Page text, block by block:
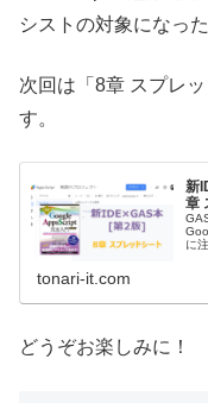
シストの対象になっ
次回は「8章 スプレ
す。
新
章
に
tonari-it.com
どうぞお楽しみに！